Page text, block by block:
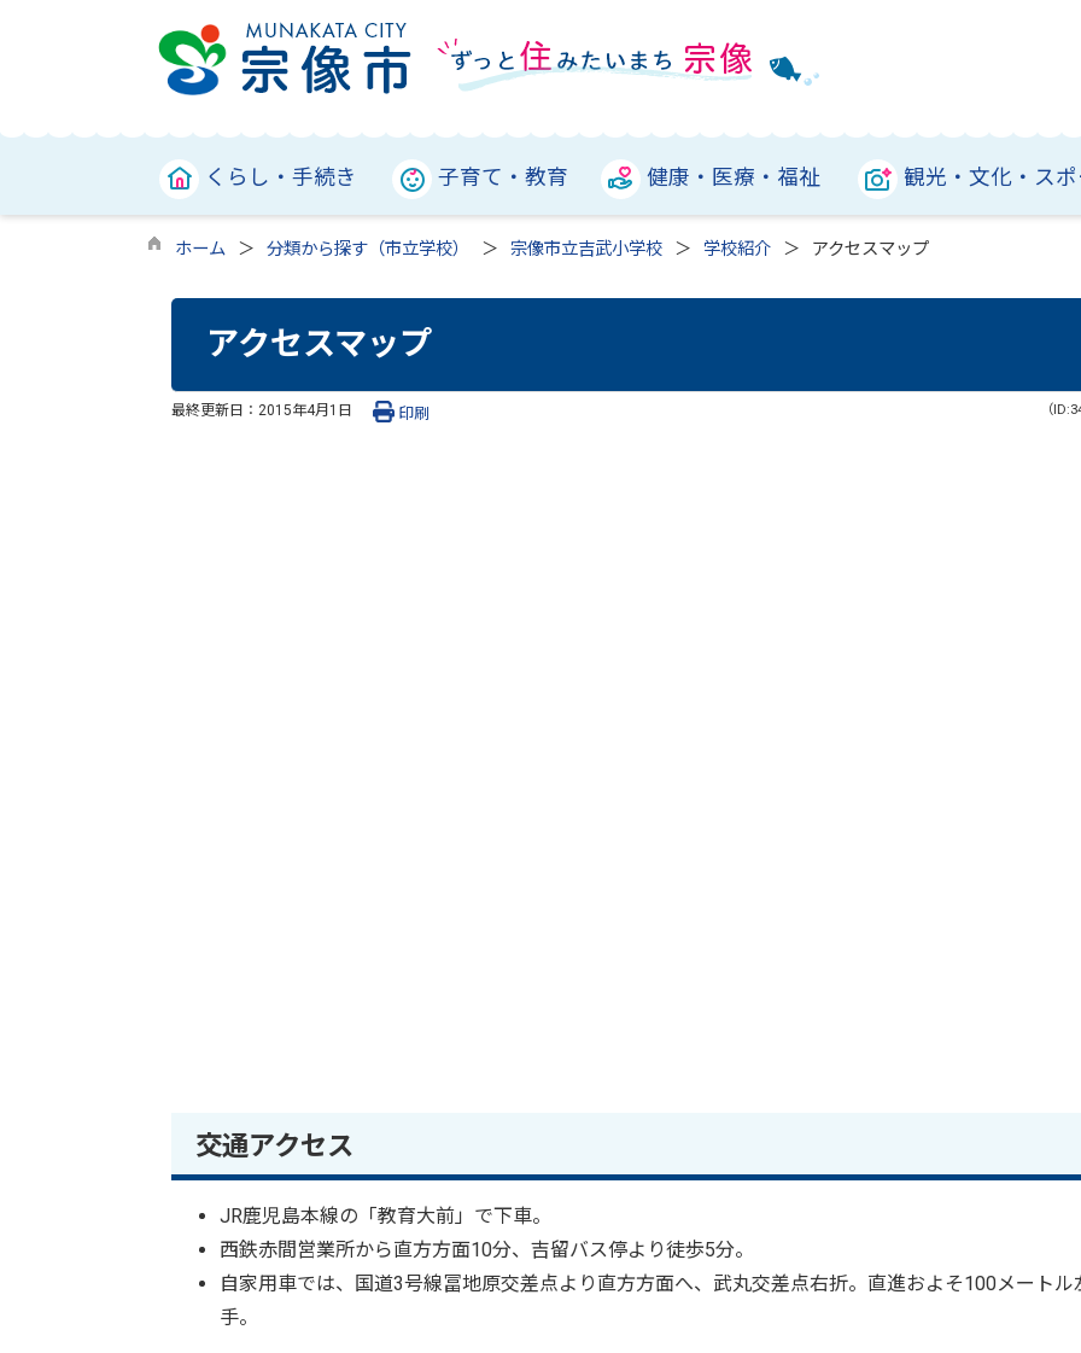
くらし・手続き 子育て・教育 健康・医療・福祉 観光・文化・ス
ホーム 分類から探す（市立学校） 宗像市立吉武小学校 学校紹介 アクセスマップ
アクセスマップ
最終更新日： 2015年4月1日 （
印刷
交通アクセス
JR鹿児島本線の「教育大前」で下車。
西鉄赤間営業所から直方方面10分、吉留バス停より徒歩5分。
自家用車では、国道3号線冨地原交差点より直方方面へ、武丸交差点右折。直進およそ100メートル
手。